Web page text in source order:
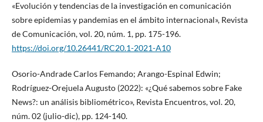
«Evolución y tendencias de la investigación en comunicación
sobre epidemias y pandemias en el ámbito internacional», Revista
de Comunicación, vol. 20, núm. 1, pp. 175-196.
https://doi.org/10.26441/RC20.1-2021-A10
Osorio-Andrade Carlos Femando; Arango-Espinal Edwin;
Rodríguez-Orejuela Augusto (2022): «¿Qué sabemos sobre Fake
News?: un análisis bibliométrico», Revista Encuentros, vol. 20,
núm. 02 (julio-dic), pp. 124-140.